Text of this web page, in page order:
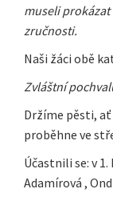
museli
zručnosti.
Naši žáci obě
Zvláštní
Držíme pěsti,
proběhne ve
Účastnili se: v
Adamírová ,